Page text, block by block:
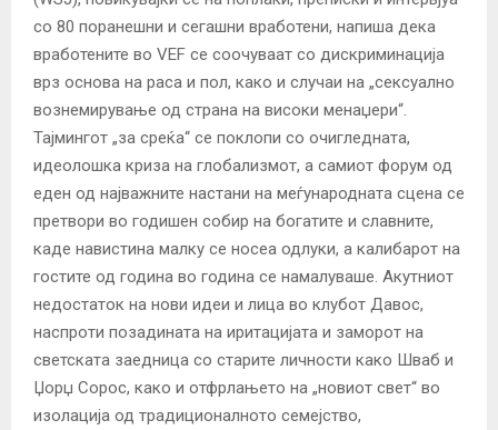
со 80 поранешни и сегашни вработени, напиша дека
вработените во VEF се соочуваат со дискриминација
врз основа на раса и пол, како и случаи на „сексуално
вознемирување од страна на високи менаџери“.
Тајмингот „за среќа“ се поклопи со очигледната,
идеолошка криза на глобализмот, а самиот форум од
еден од најважните настани на меѓународната сцена се
претвори во годишен собир на богатите и славните,
каде навистина малку се носеа одлуки, а калибарот на
гостите од година во година се намалуваше. Акутниот
недостаток на нови идеи и лица во клубот Давос,
наспроти позадината на иритацијата и заморот на
светската заедница со старите личности како Шваб и
Џорџ Сорос, како и отфрлањето на „новиот свет“ во
изолација од традиционалното семејство,